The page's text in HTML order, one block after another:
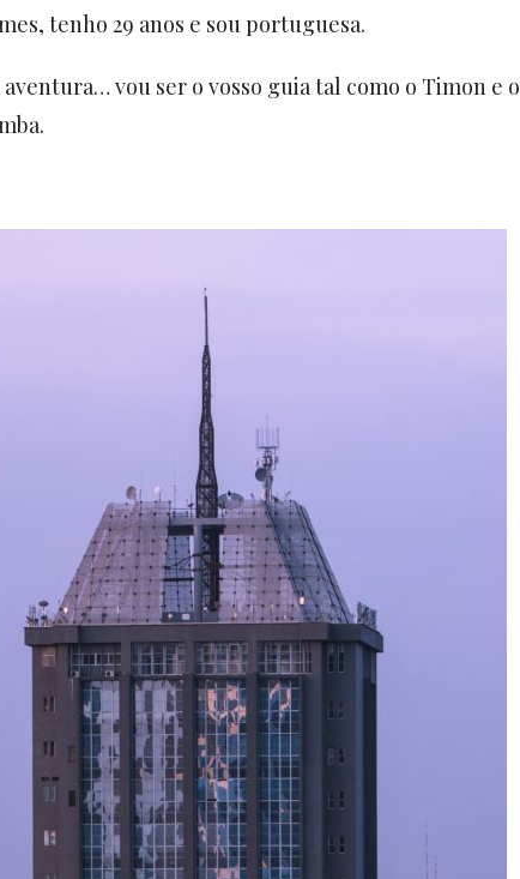
tenho 29 anos e sou portuguesa.
vou ser o vosso guia tal como o Timon e o